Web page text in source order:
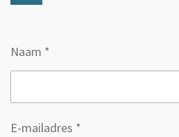
Naam *
E-mailadres *